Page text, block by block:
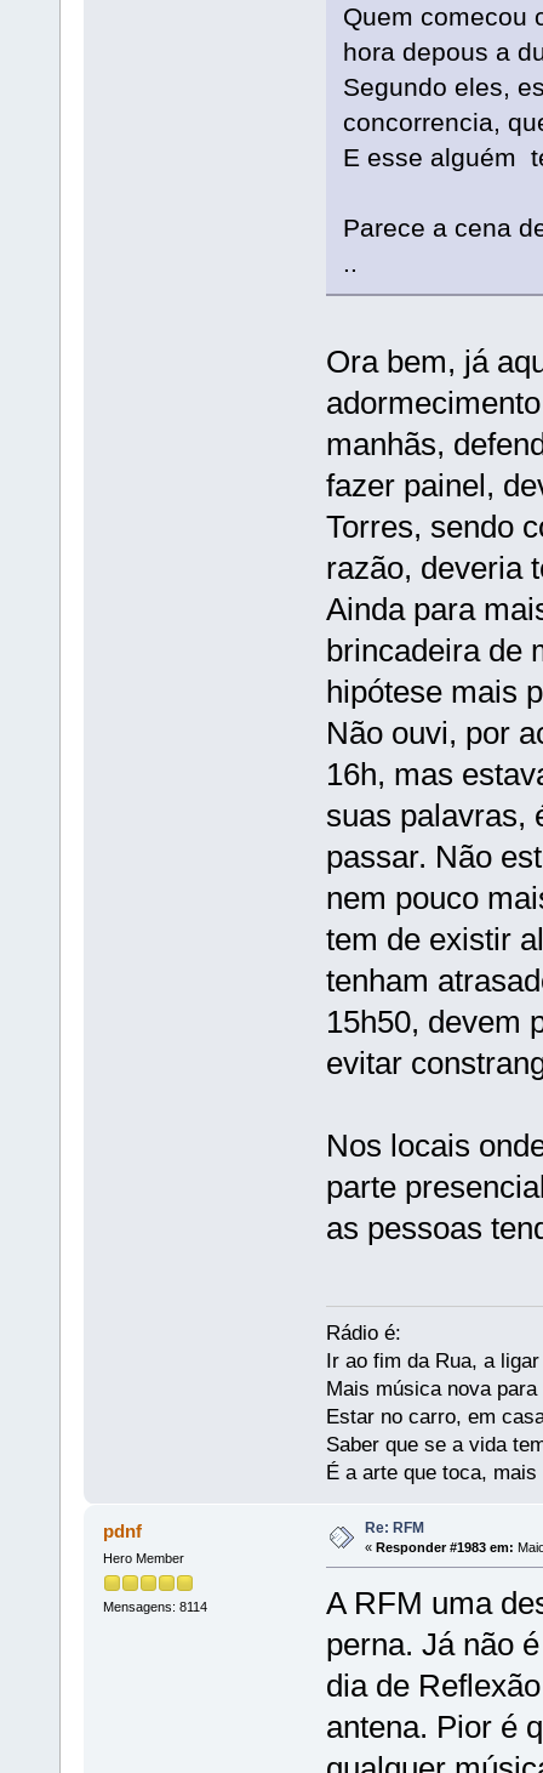
Quem comecou
hora depous a
Segundo eles,
concorrencia,
E esse alguém
Parece a cena
..
Ora bem, já
manhãs,
fazer painel,
Torres, sendo
razão, deveria
Ainda para
brincadeira de
hipótese mais
Não ouvi, por
16h, mas
suas palavras,
passar. Não
nem pouco
tem de existir
tenham
15h50, devem
evitar
Nos locais
parte
as pessoas
Rádio é:
Ir ao fim da Rua, a
Mais música nova
Estar no carro, em
Saber que se a vida
É a arte que toca,
pdnf
Hero Member
Mensagens: 8114
Re: RFM
« Responder #1983 em:
A RFM uma
perna. Já não
dia de
antena. Pior é